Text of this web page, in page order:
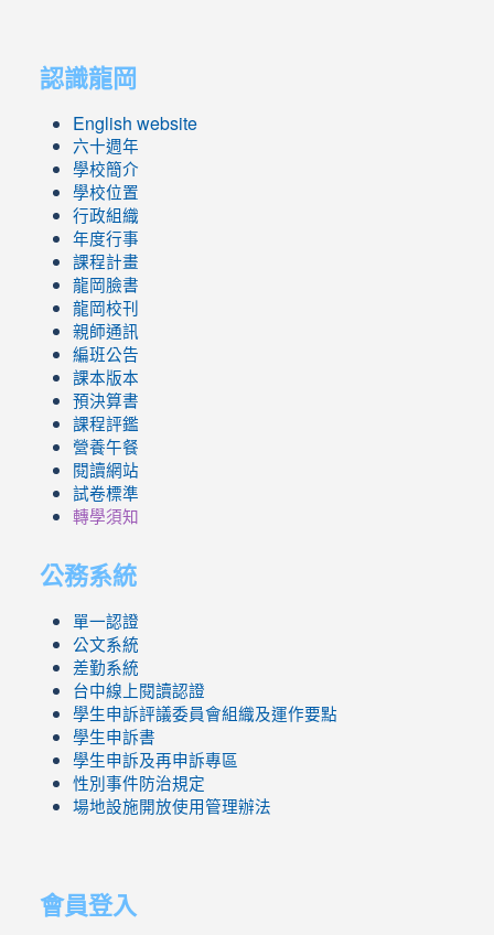
認識龍岡
English website
六十週年
學校簡介
學校位置
行政組織
年度行事
課程計畫
龍岡臉書
龍岡校刊
親師通訊
編班公告
課本版本
預決算書
課程評鑑
營養午餐
閱讀網站
試卷標準
轉學須知
公務系統
單一認證
公文系統
差勤系統
台中線上閱讀認證
學生申訴評議委員會組織及運作要點
學生申訴書
學生申訴及再申訴專區
性別事件防治規定
場地設施開放使用管理辦法
會員登入